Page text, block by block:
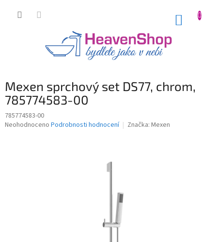
Mexen sprchový set DS77, chrom,
785774583-00
785774583-00
Průměrné
Neohodnoceno Podrobnosti hodnocení Značka: Mexen